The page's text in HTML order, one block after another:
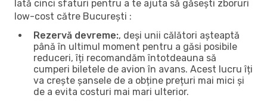
Iată cinci sfaturi pentru a te ajuta să găsești zboruri
low-cost către București :
Rezervă devreme:, deși unii călători așteaptă
până în ultimul moment pentru a găsi posibile
reduceri, îți recomandăm întotdeauna să
cumperi biletele de avion în avans. Acest lucru îți
va crește șansele de a obține prețuri mai mici și
de a evita costuri mai mari ulterior.